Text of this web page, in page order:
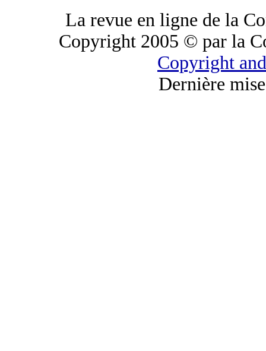
La revue en ligne de la
Copyright 2005 © par la
Copyright
Dernière